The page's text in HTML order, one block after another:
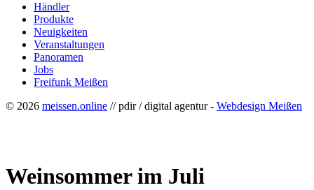
Händler
Produkte
Neuigkeiten
Veranstaltungen
Panoramen
Jobs
Freifunk Meißen
© 2026 meissen.online // pdir / digital agentur - Webdesign Meißen
Weinsommer im Juli